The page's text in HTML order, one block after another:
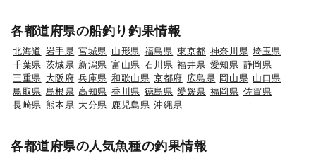
各都道府県の船釣り釣果情報
北海道 岩手県 宮城県 山形県 福島県 東京都 神奈川県 埼玉県
千葉県 茨城県 新潟県 富山県 石川県 福井県 愛知県 静岡県
三重県 大阪府 兵庫県 和歌山県 京都府 広島県 岡山県 山口県
鳥取県 島根県 高知県 香川県 徳島県 愛媛県 福岡県 佐賀県
長崎県 熊本県 大分県 鹿児島県 沖縄県
各都道府県の人気魚種の釣果情報